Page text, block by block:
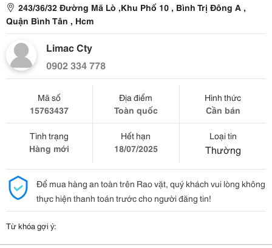
243/36/32 Đường Mã Lò ,Khu Phố 10 , Bình Trị Đông A ,
Quận Bình Tân , Hcm
Limac Cty
0902 334 778
Mã số
15763437
Địa điểm
Toàn quốc
Hình thức
Cần bán
Tình trạng
Hàng mới
Hết hạn
18/07/2025
Loại tin
Thường
Để mua hàng an toàn trên Rao vặt, quý khách vui lòng không
thực hiện thanh toán trước cho người đăng tin!
Từ khóa gợi ý: